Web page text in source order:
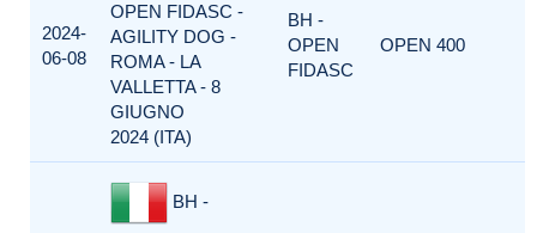
2024-
06-08
OPEN FIDASC -
AGILITY DOG -
ROMA - LA
VALLETTA - 8
GIUGNO
2024 (ITA)
BH -
OPEN
FIDASC
OPEN 400
BH -